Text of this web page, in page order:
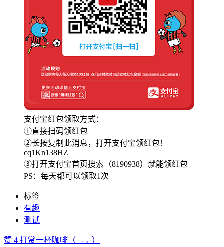
支付宝红包领取方式：
①直接扫码领红包
②长按复制此消息，打开支付宝领红包！
cq1Kn138HZ
③打开支付宝首页搜索（8190938）就能领红包
PS：每天都可以领取1次
标签
有趣
测试
赞 4 打赏一杯咖啡 （¯﹃¯）